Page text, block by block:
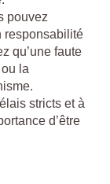
pouvez
responsabilité
qu’une faute
la
stricts et à
d’être